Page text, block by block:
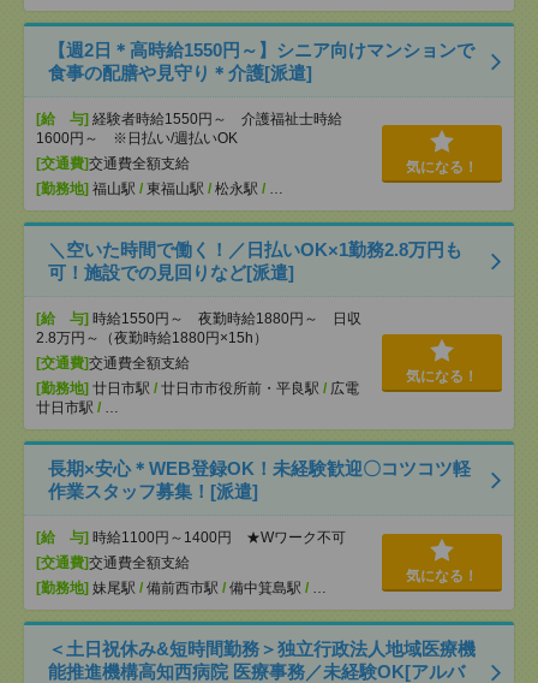
【週2日＊高時給1550円～】シニア向けマンションで
食事の配膳や見守り＊介護[派遣]
[給 与] 経験者時給1550円～ 介護福祉士時給
1600円～ ※日払い/週払いOK
[交通費]交通費全額支給
[勤務地] 福山駅 / 東福山駅 / 松永駅 / …
気になる！
＼空いた時間で働く！／日払いOK×1勤務2.8万円も
可！施設での見回りなど[派遣]
[給 与] 時給1550円～ 夜勤時給1880円～ 日収
2.8万円～（夜勤時給1880円×15h）
[交通費]交通費全額支給
[勤務地] 廿日市駅 / 廿日市市役所前・平良駅 / 広電
廿日市駅 / …
気になる！
長期×安心＊WEB登録OK！未経験歓迎〇コツコツ軽
作業スタッフ募集！[派遣]
[給 与] 時給1100円～1400円 ★Wワーク不可
[交通費]交通費全額支給
[勤務地] 妹尾駅 / 備前西市駅 / 備中箕島駅 / …
気になる！
＜土日祝休み&短時間勤務＞独立行政法人地域医療機
能推進機構高知西病院 医療事務／未経験OK[アルバ